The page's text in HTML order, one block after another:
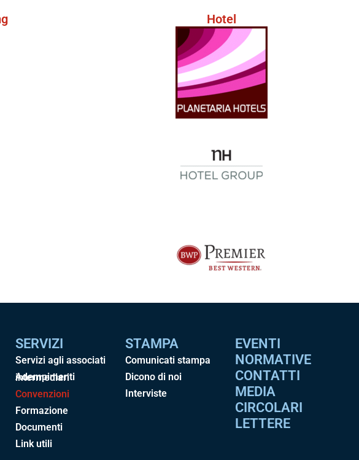
Hotel
SERVIZI
Servizi agli associati
Adempimenti intermediari
Convenzioni
Formazione
Documenti
Link utili
STAMPA
Comunicati stampa
Dicono di noi
Interviste
EVENTI
NORMATIVE
CONTATTI
MEDIA
CIRCOLARI
LETTERE